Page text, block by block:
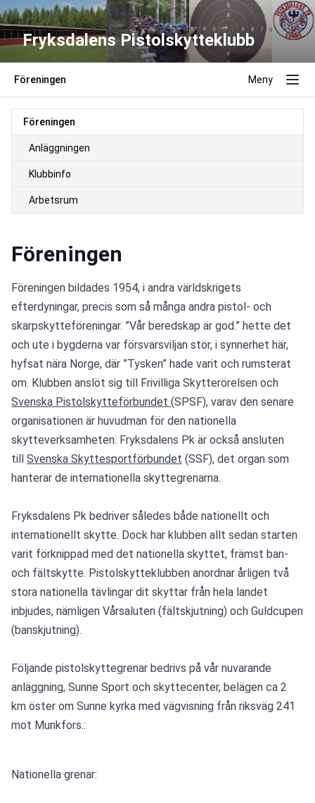
Fryksdalens Pistolskytteklubb
Föreningen Meny
Föreningen
Anläggningen
Klubbinfo
Arbetsrum
Föreningen
Föreningen bildades 1954, i andra världskrigets
efterdyningar, precis som så många andra pistol- och
skarpskytteföreningar. ”Vår beredskap är god.” hette det
och ute i bygderna var försvarsviljan stor, i synnerhet här,
hyfsat nära Norge, där ”Tysken” hade varit och rumsterat
Svenska Pistolskytteförbundet (SPSF), varav den senare
organisationen är huvudman för den nationella
skytteverksamheten. Fryksdalens Pk är också ansluten
till Svenska Skyttesportförbundet (SSF), det organ som
hanterar de internationella skyttegrenarna.
Fryksdalens Pk bedriver således både nationellt och
internationellt skytte. Dock har klubben allt sedan starten
varit förknippad med det nationella skyttet, främst ban-
och fältskytte. Pistolskytteklubben anordnar årligen två
stora nationella tävlingar dit skyttar från hela landet
inbjudes, nämligen Vårsaluten (fältskjutning) och Guldcupen
(banskjutning).
Följande pistolskyttegrenar bedrivs på vår nuvarande
anläggning, Sunne Sport och skyttecenter, belägen ca 2
km öster om Sunne kyrka med vägvisning från riksväg 241
mot Munkfors.:
Nationella grenar: